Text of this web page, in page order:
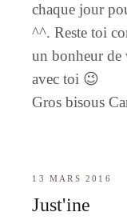
chaque jour
^^. Reste toi
un bonheur
avec toi 😉
Gros bisous
13 MARS 2016
Just'ine